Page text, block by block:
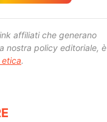
affiliati che generano
nostra policy editoriale, è
.